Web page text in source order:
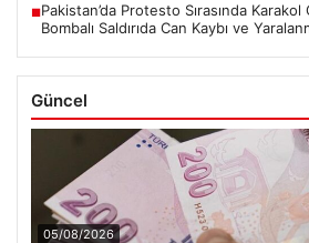
■Pakistan’da Protesto Sırasında Karakol
Bombalı Saldırıda Can Kaybı ve
Güncel
05/08/2026